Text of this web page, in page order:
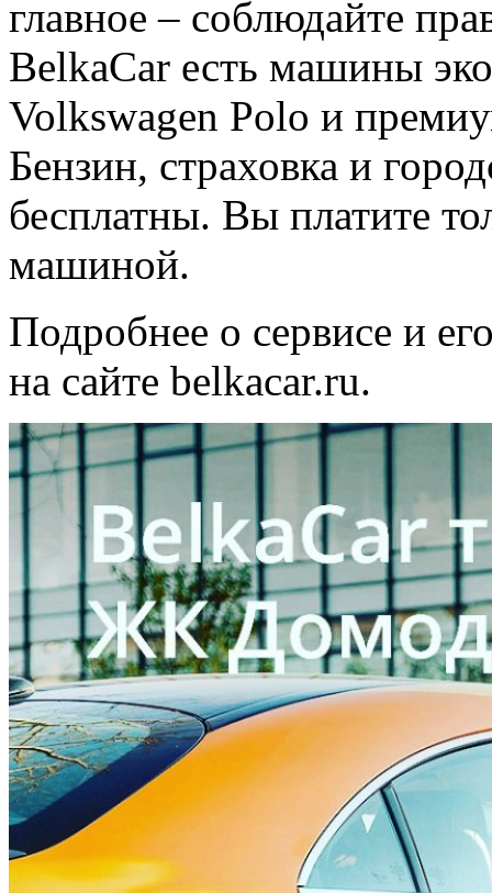
главное – соблюдайте
BelkaCar есть машины
Volkswagen Polo и
Бензин, страховка и
бесплатны. Вы платите
машиной.
Подробнее о сервисе и
на сайте belkacar.ru.